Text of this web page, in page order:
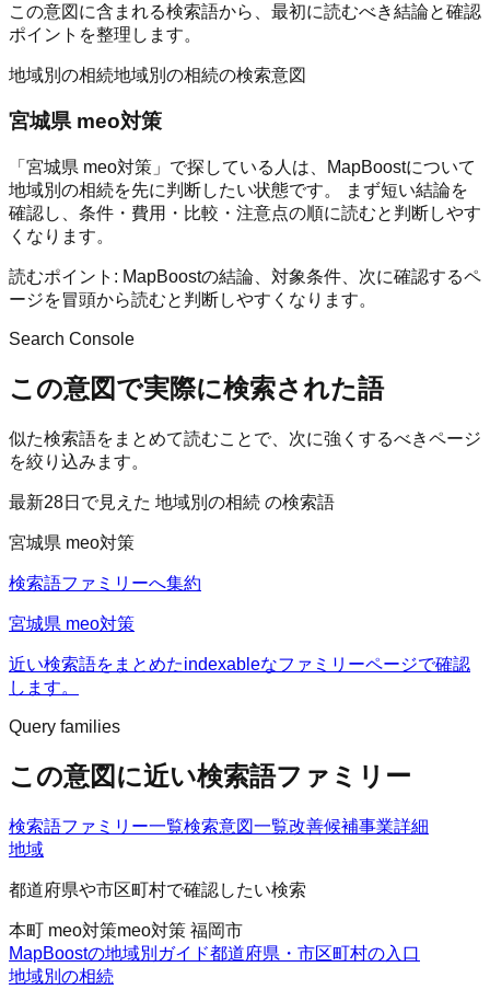
この意図に含まれる検索語から、最初に読むべき結論と確認
ポイントを整理します。
地域別の相続地域別の相続の検索意図
宮城県 meo対策
「宮城県 meo対策」で探している人は、MapBoostについて
地域別の相続を先に判断したい状態です。 まず短い結論を
確認し、条件・費用・比較・注意点の順に読むと判断しやす
くなります。
読むポイント: MapBoostの結論、対象条件、次に確認するペ
ージを冒頭から読むと判断しやすくなります。
Search Console
この意図で実際に検索された語
似た検索語をまとめて読むことで、次に強くするべきページ
を絞り込みます。
最新28日で見えた 地域別の相続 の検索語
宮城県 meo対策
検索語ファミリーへ集約
宮城県 meo対策
近い検索語をまとめたindexableなファミリーページで確認
します。
Query families
この意図に近い検索語ファミリー
検索語ファミリー一覧検索意図一覧改善候補事業詳細
地域
都道府県や市区町村で確認したい検索
本町 meo対策meo対策 福岡市
MapBoostの地域別ガイド都道府県・市区町村の入口
地域別の相続